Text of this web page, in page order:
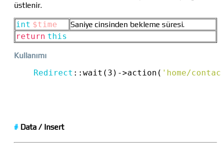
üstlenir.
int $time
Saniye cinsinden bekleme süresi.
return this
Kullanımı
Redirect :: wait(3) ->action( 'home/
# Data / Insert